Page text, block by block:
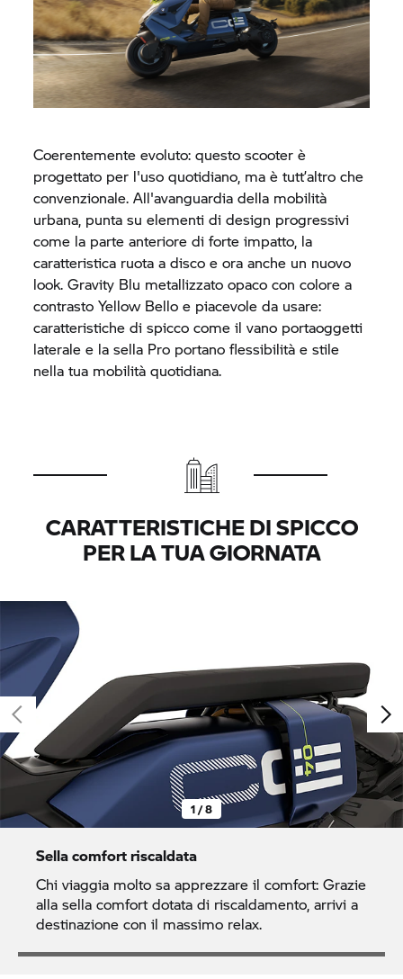
Coerentemente evoluto: questo scooter è
progettato per l'uso quotidiano, ma è tutt’altro che
convenzionale. All'avanguardia della mobilità
urbana, punta su elementi di design progressivi
come la parte anteriore di forte impatto, la
caratteristica ruota a disco e ora anche un nuovo
look. Gravity Blu metallizzato opaco con colore a
contrasto Yellow Bello e piacevole da usare:
caratteristiche di spicco come il vano portaoggetti
laterale e la sella Pro portano flessibilità e stile
nella tua mobilità quotidiana.
CARATTERISTICHE DI SPICCO
PER LA TUA GIORNATA
1 / 8
Sella comfort riscaldata
Chi viaggia molto sa apprezzare il comfort: Grazie
alla sella comfort dotata di riscaldamento, arrivi a
destinazione con il massimo relax.